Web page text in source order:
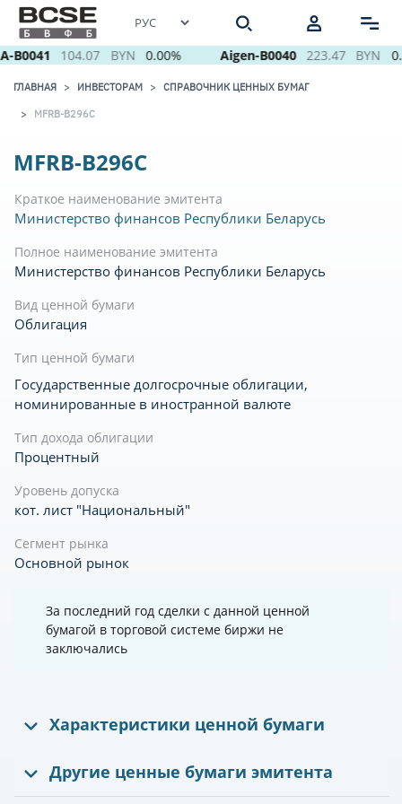
B0041 104.07 BYN 0.00% Aigen-B0040 223.47 BYN
ГЛАВНАЯ ИНВЕСТОРАМ СПРАВОЧНИК ЦЕННЫХ БУМАГ
MFRB-B296C
MFRB-B296C
Краткое наименование эмитента
Министерство финансов Республики Беларусь
Полное наименование эмитента
Министерство финансов Республики Беларусь
Вид ценной бумаги
Облигация
Тип ценной бумаги
Государственные долгосрочные облигации,
номинированные в иностранной валюте
Тип дохода облигации
Процентный
Уровень допуска
кот. лист "Национальный"
Сегмент рынка
Основной рынок
За последний год сделки с данной ценной
бумагой в торговой системе биржи не
заключались
Характеристики ценной бумаги
Другие ценные бумаги эмитента